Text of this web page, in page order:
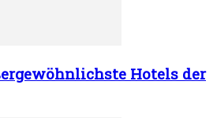
Hotels der